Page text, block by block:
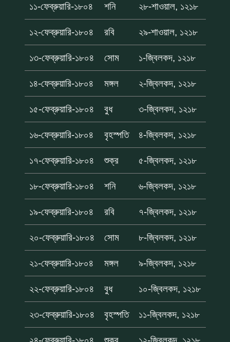
১১-ফেব্রুয়ারি-১৮০৪ শনি ২৮-শাওয়াল, ১২১৮
১২-ফেব্রুয়ারি-১৮০৪ রবি ২৯-শাওয়াল, ১২১৮
১৩-ফেব্রুয়ারি-১৮০৪ সোম ১-জ্বিলকদ, ১২১৮
১৪-ফেব্রুয়ারি-১৮০৪ মঙ্গল ২-জ্বিলকদ, ১২১৮
১৫-ফেব্রুয়ারি-১৮০৪ বুধ ৩-জ্বিলকদ, ১২১৮
১৬-ফেব্রুয়ারি-১৮০৪ বৃহস্পতি ৪-জ্বিলকদ, ১২১৮
১৭-ফেব্রুয়ারি-১৮০৪ শুক্র ৫-জ্বিলকদ, ১২১৮
১৮-ফেব্রুয়ারি-১৮০৪ শনি ৬-জ্বিলকদ, ১২১৮
১৯-ফেব্রুয়ারি-১৮০৪ রবি ৭-জ্বিলকদ, ১২১৮
২০-ফেব্রুয়ারি-১৮০৪ সোম ৮-জ্বিলকদ, ১২১৮
২১-ফেব্রুয়ারি-১৮০৪ মঙ্গল ৯-জ্বিলকদ, ১২১৮
২২-ফেব্রুয়ারি-১৮০৪ বুধ ১০-জ্বিলকদ, ১২১৮
২৩-ফেব্রুয়ারি-১৮০৪ বৃহস্পতি ১১-জ্বিলকদ, ১২১৮